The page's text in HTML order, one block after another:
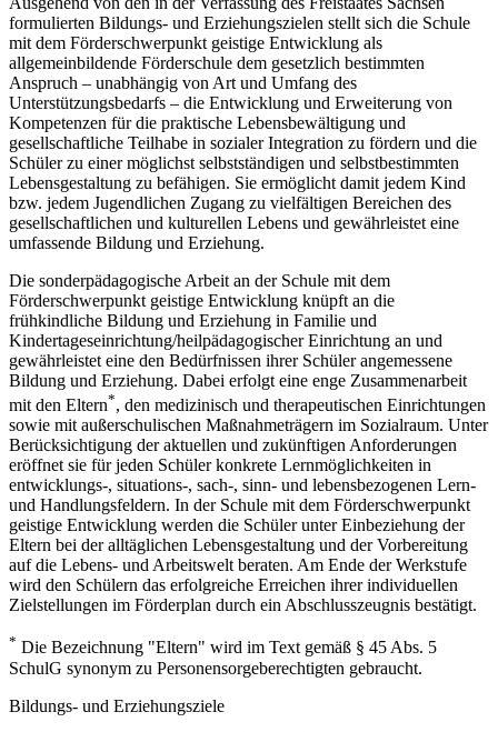
formulierten Bildungs- und Erziehungszielen stellt sich die Schule
mit dem Förderschwerpunkt geistige Entwicklung als
allgemeinbildende Förderschule dem gesetzlich bestimmten
Anspruch – unabhängig von Art und Umfang des
Unterstützungsbedarfs – die Entwicklung und Erweiterung von
Kompetenzen für die praktische Lebensbewältigung und
gesellschaftliche Teilhabe in sozialer Integration zu fördern und die
Schüler zu einer möglichst selbstständigen und selbstbestimmten
Lebensgestaltung zu befähigen. Sie ermöglicht damit jedem Kind
bzw. jedem Jugendlichen Zugang zu vielfältigen Bereichen des
gesellschaftlichen und kulturellen Lebens und gewährleistet eine
umfassende Bildung und Erziehung.
Die sonderpädagogische Arbeit an der Schule mit dem
Förderschwerpunkt geistige Entwicklung knüpft an die
frühkindliche Bildung und Erziehung in Familie und
Kindertageseinrichtung/heilpädagogischer Einrichtung an und
gewährleistet eine den Bedürfnissen ihrer Schüler angemessene
Bildung und Erziehung. Dabei erfolgt eine enge Zusammenarbeit
mit den Eltern*, den medizinisch und therapeutischen Einrichtungen
sowie mit außerschulischen Maßnahmeträgern im Sozialraum. Unter
Berücksichtigung der aktuellen und zukünftigen Anforderungen
eröffnet sie für jeden Schüler konkrete Lernmöglichkeiten in
entwicklungs-, situations-, sach-, sinn- und lebensbezogenen Lern-
und Handlungsfeldern. In der Schule mit dem Förderschwerpunkt
geistige Entwicklung werden die Schüler unter Einbeziehung der
Eltern bei der alltäglichen Lebensgestaltung und der Vorbereitung
auf die Lebens- und Arbeitswelt beraten. Am Ende der Werkstufe
wird den Schülern das erfolgreiche Erreichen ihrer individuellen
Zielstellungen im Förderplan durch ein Abschlusszeugnis bestätigt.
* Die Bezeichnung "Eltern" wird im Text gemäß § 45 Abs. 5
SchulG synonym zu Personensorgeberechtigten gebraucht.
Bildungs- und Erziehungsziele